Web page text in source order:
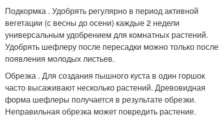
Подкормка . Удобрять регулярно в период активной
вегетации (с весны до осени) каждые 2 недели
универсальным удобрением для комнатных растений.
Удобрять шефлеру после пересадки можно только после
появления молодых листьев.
Обрезка . Для создания пышного куста в один горшок
часто высаживают несколько растений. Древовидная
форма шефлеры получается в результате обрезки.
Неправильная обрезка может повредить растение.